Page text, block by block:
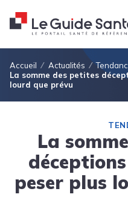
Fil d'Ariane
Accueil Actualités
La somme des petites
lourd que prévu
La
peser plus